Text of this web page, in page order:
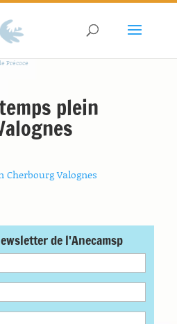
Précoce
plein
Valognes
de l'Anecamsp